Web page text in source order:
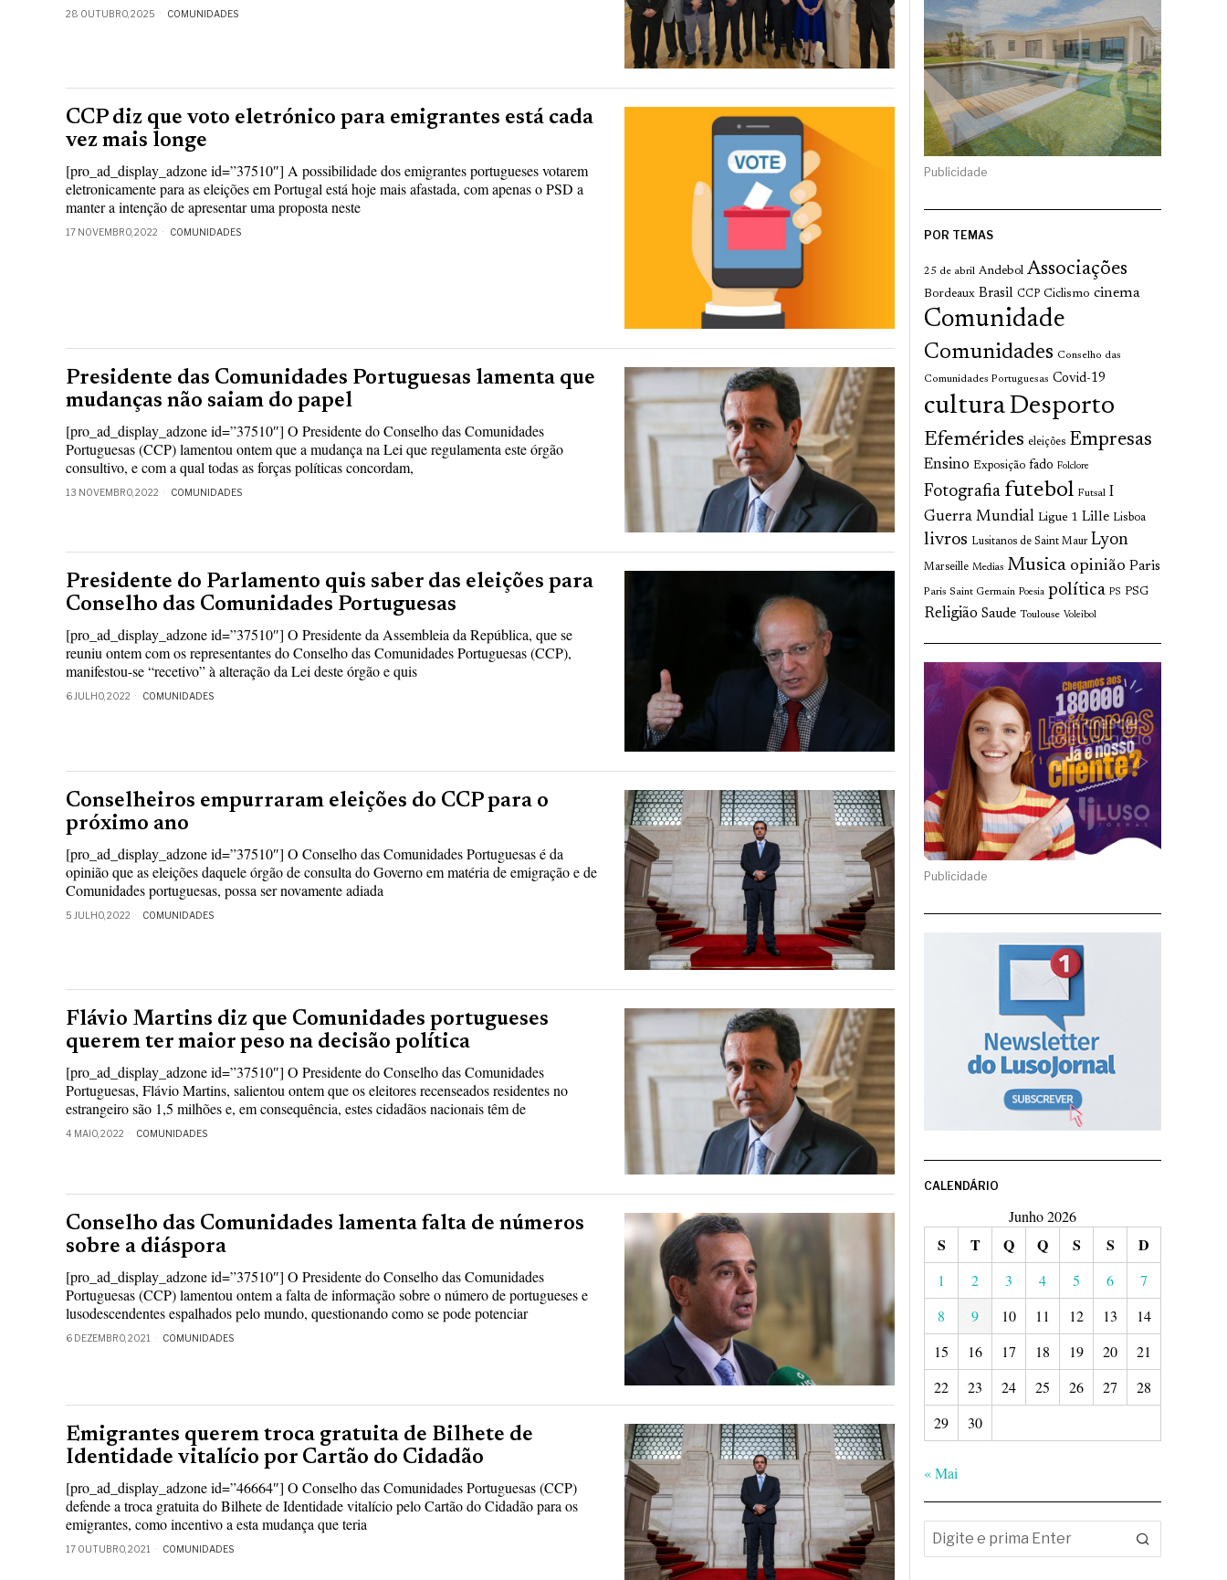
28 OUTUBRO, 2025 COMUNIDADES
CCP diz que voto eletrónico para emigrantes está cada
vez mais longe
[pro_ad_display_adzone id=”37510″] A possibilidade dos emigrantes portugueses votarem
eletronicamente para as eleições em Portugal está hoje mais afastada, com apenas o PSD a
manter a intenção de apresentar uma proposta neste
17 NOVEMBRO, 2022 COMUNIDADES
Presidente das Comunidades Portuguesas lamenta que
mudanças não saiam do papel
[pro_ad_display_adzone id=”37510″] O Presidente do Conselho das Comunidades
Portuguesas (CCP) lamentou ontem que a mudança na Lei que regulamenta este órgão
consultivo, e com a qual todas as forças políticas concordam,
13 NOVEMBRO, 2022 COMUNIDADES
Presidente do Parlamento quis saber das eleições para
Conselho das Comunidades Portuguesas
[pro_ad_display_adzone id=”37510″] O Presidente da Assembleia da República, que se
reuniu ontem com os representantes do Conselho das Comunidades Portuguesas (CCP),
manifestou-se “recetivo” à alteração da Lei deste órgão e quis
6 JULHO, 2022 COMUNIDADES
Conselheiros empurraram eleições do CCP para o
próximo ano
[pro_ad_display_adzone id=”37510″] O Conselho das Comunidades Portuguesas é da
opinião que as eleições daquele órgão de consulta do Governo em matéria de emigração e de
Comunidades portuguesas, possa ser novamente adiada
5 JULHO, 2022 COMUNIDADES
Flávio Martins diz que Comunidades portugueses
querem ter maior peso na decisão política
[pro_ad_display_adzone id=”37510″] O Presidente do Conselho das Comunidades
Portuguesas, Flávio Martins, salientou ontem que os eleitores recenseados residentes no
estrangeiro são 1,5 milhões e, em consequência, estes cidadãos nacionais têm de
4 MAIO, 2022 COMUNIDADES
Conselho das Comunidades lamenta falta de números
sobre a diáspora
[pro_ad_display_adzone id=”37510″] O Presidente do Conselho das Comunidades
Portuguesas (CCP) lamentou ontem a falta de informação sobre o número de portugueses e
lusodescendentes espalhados pelo mundo, questionando como se pode potenciar
6 DEZEMBRO, 2021 COMUNIDADES
Emigrantes querem troca gratuita de Bilhete de
Identidade vitalício por Cartão do Cidadão
[pro_ad_display_adzone id=”46664″] O Conselho das Comunidades Portuguesas (CCP)
defende a troca gratuita do Bilhete de Identidade vitalício pelo Cartão do Cidadão para os
emigrantes, como incentivo a esta mudança que teria
17 OUTUBRO, 2021 COMUNIDADES
Publicidade
POR TEMAS
25 de abril Andebol Associações
Bordeaux Brasil CCP Ciclismo cinema
Comunidade
Comunidades Conselho das
Comunidades Portuguesas Covid-19
culturaDesporto
Efemérides eleições Empresas
Ensino Exposição fado Folclore
Fotografia futebol Futsal I
Guerra Mundial Ligue 1 Lille Lisboa
livros Lusitanos de Saint Maur Lyon
Marseille Medias Musica opinião Paris
Paris Saint Germain Poesia política PS PSG
Religião Saude Toulouse Voleibol
Publicidade
CALENDÁRIO
Junho 2026
S T Q Q S S D
1 2 3 4 5 6
7
8
9 10 11 12 13
14
15
16 17 18 19 20
21
22
23 24 25 26 27
28
29
30
« Mai